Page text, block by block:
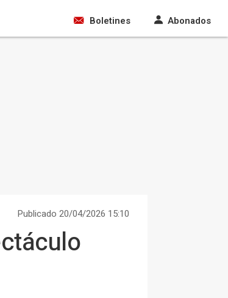
Boletines Abonados
Publicado 20/04/2026 15:10